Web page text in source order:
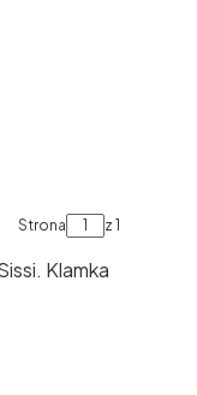
Strona z 1
Klamka